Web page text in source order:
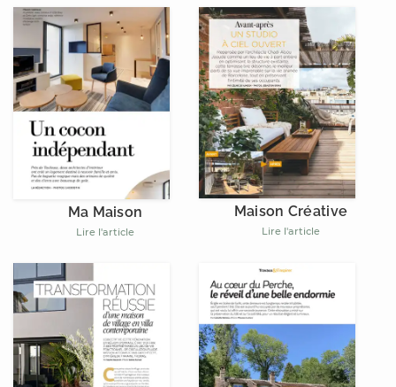
Ma Maison
Lire l'article
Maison Créative
Lire l'article